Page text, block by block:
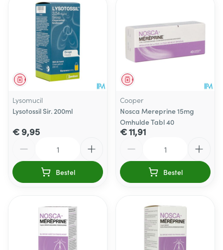
Geneesmiddel
Lysomucil
Lysotossil Sir. 200ml
€ 9,95
Bestel
Geneesmiddel
Cooper
Nosca Mereprine 15mg
Omhulde Tabl 40
€ 11,91
Bestel